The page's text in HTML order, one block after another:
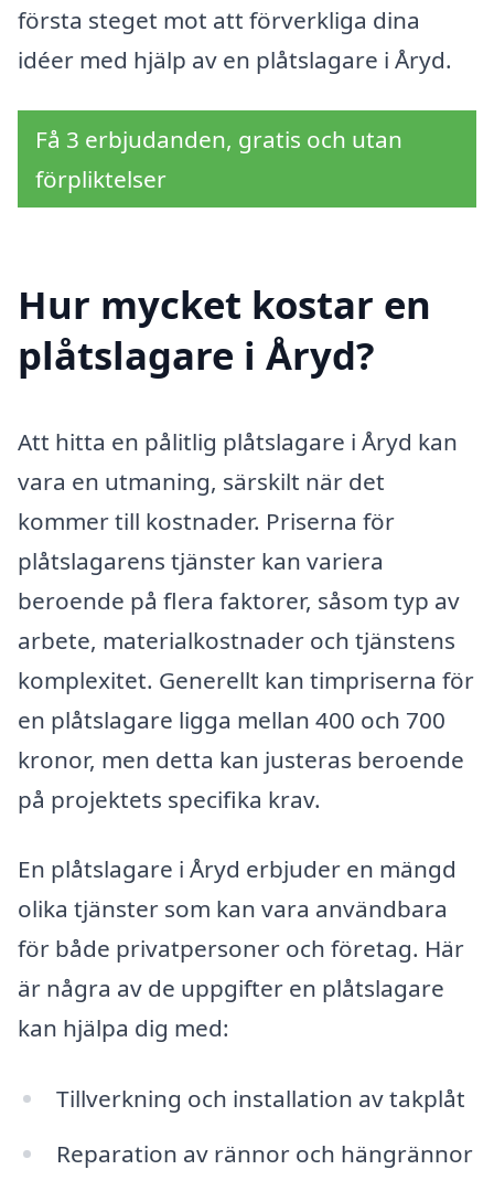
första steget mot att förverkliga dina
idéer med hjälp av en plåtslagare i Åryd.
Få 3 erbjudanden, gratis och utan
förpliktelser
Hur mycket kostar en
plåtslagare i Åryd?
Att hitta en pålitlig plåtslagare i Åryd kan
vara en utmaning, särskilt när det
kommer till kostnader. Priserna för
plåtslagarens tjänster kan variera
beroende på flera faktorer, såsom typ av
arbete, materialkostnader och tjänstens
komplexitet. Generellt kan timpriserna för
en plåtslagare ligga mellan 400 och 700
kronor, men detta kan justeras beroende
på projektets specifika krav.
En plåtslagare i Åryd erbjuder en mängd
olika tjänster som kan vara användbara
för både privatpersoner och företag. Här
är några av de uppgifter en plåtslagare
kan hjälpa dig med:
Tillverkning och installation av takplåt
Reparation av rännor och hängrännor